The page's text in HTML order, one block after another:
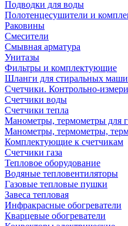
Подводки для воды
Полотенцесушители и
Раковины
Смесители
Смывная арматура
Унитазы
Фильтры и комплектующие
Шланги для стиральных
Счетчики. Контрольно-
Счетчики воды
Счетчики тепла
Манометры, термометры для
Манометры, термометры,
Комплектующие к счетчикам
Счетчики газа
Тепловое оборудование
Водяные тепловентиляторы
Газовые тепловые пушки
Завеса тепловая
Инфракрасные обогреватели
Кварцевые обогреватели